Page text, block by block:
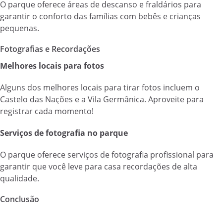
O parque oferece áreas de descanso e fraldários para
garantir o conforto das famílias com bebês e crianças
pequenas.
Fotografias e Recordações
Melhores locais para fotos
Alguns dos melhores locais para tirar fotos incluem o
Castelo das Nações e a Vila Germânica. Aproveite para
registrar cada momento!
Serviços de fotografia no parque
O parque oferece serviços de fotografia profissional para
garantir que você leve para casa recordações de alta
qualidade.
Conclusão